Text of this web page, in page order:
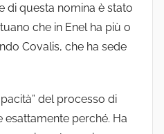
di questa nomina è stato
che in Enel ha più o
Covalis, che ha sede
del processo di
esattamente perché. Ha